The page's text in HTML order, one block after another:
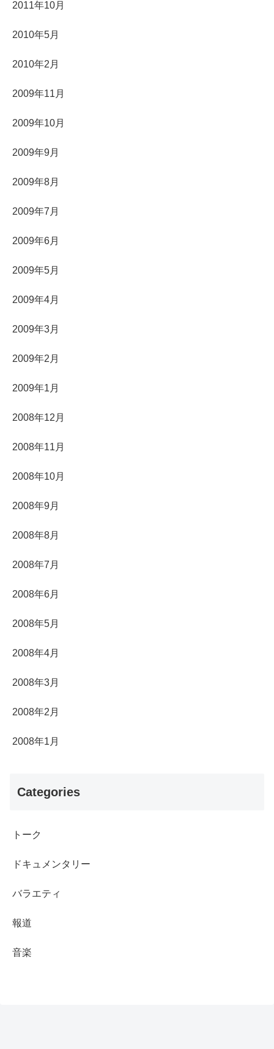
2011年10月
2010年5月
2010年2月
2009年11月
2009年10月
2009年9月
2009年8月
2009年7月
2009年6月
2009年5月
2009年4月
2009年3月
2009年2月
2009年1月
2008年12月
2008年11月
2008年10月
2008年9月
2008年8月
2008年7月
2008年6月
2008年5月
2008年4月
2008年3月
2008年2月
2008年1月
Categories
トーク
ドキュメンタリー
バラエティ
報道
音楽